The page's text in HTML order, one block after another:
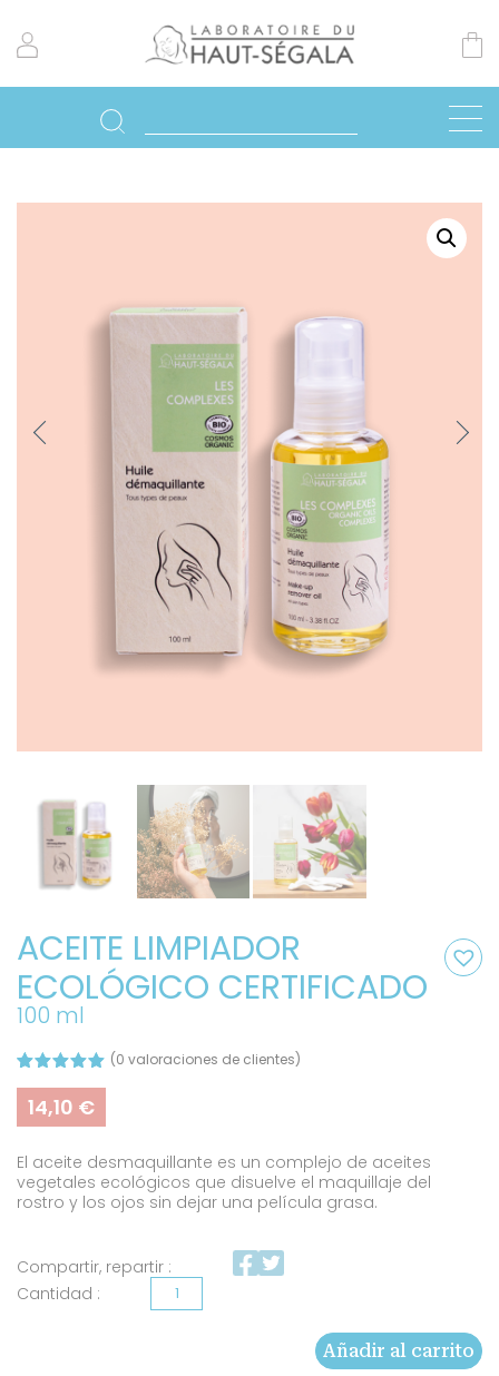
Previo
Next
ACEITE LIMPIADOR
ECOLÓGICO CERTIFICADO
100 ml
con 5.00
de 5 en
base a
s de
clientes
(0 valoraciones de clientes)
14,10 €
El aceite desmaquillante es un complejo de aceites
vegetales ecológicos que disuelve el maquillaje del
rostro y los ojos sin dejar una película grasa.
Compartir, repartir :
Aceite
Añadir al carrito